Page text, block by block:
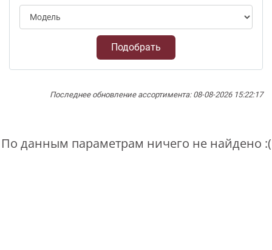
Подобрать
Последнее обновление ассортимента: 08-08-2026 15:22:17
По данным параметрам ничего не найдено :(